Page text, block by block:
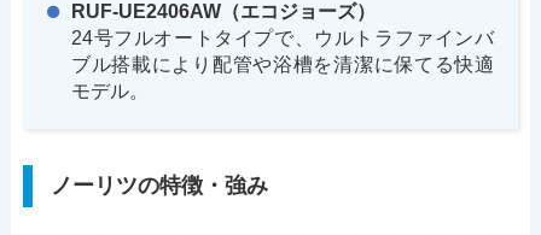
RUF-UE2406AW（エコジョーズ）
24号フルオートタイプで、ウルトラファインバ
ブル搭載により配管や浴槽を清潔に保てる快適
モデル。
ノーリツの特徴・強み